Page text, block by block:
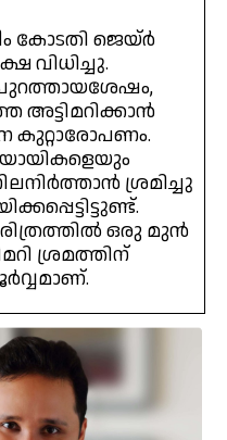
കോടതി ജെയ്‌ർ
വിധിച്ചു.
അട്ടിമറിക്കാൻ
കുറ്റാരോപണം.
ശ്രമിച്ചു
ചരിത്രത്തിൽ ഒരു മുൻ
ശ്രമത്തിന്